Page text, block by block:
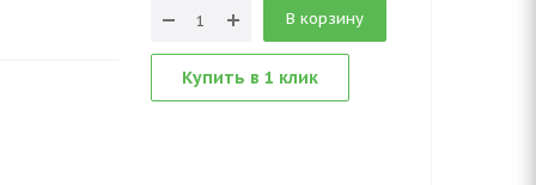
В корзину
Купить в 1 клик